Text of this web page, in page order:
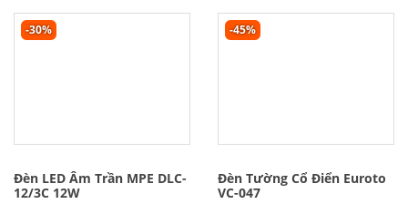
-30%
Đèn LED Âm Trần MPE DLC-
12/3C 12W
-45%
Đèn Tường Cổ Điển Euroto
VC-047